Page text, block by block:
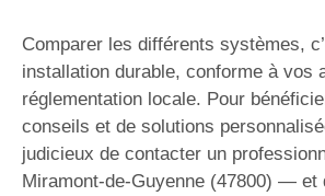
Comparer les différents systèmes,
installation durable, conforme à vos
réglementation locale. Pour
conseils et de solutions
judicieux de contacter un
Miramont-de-Guyenne (47800) — et